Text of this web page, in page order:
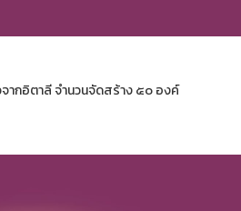
ากอิตาลี จำนวนจัดสร้าง ๕๐ องค์